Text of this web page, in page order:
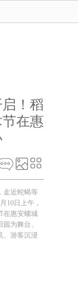
！稻
在惠
走近蛇蝎等
10日上午，
在惠安螺城
为舞台、
、游客沉浸